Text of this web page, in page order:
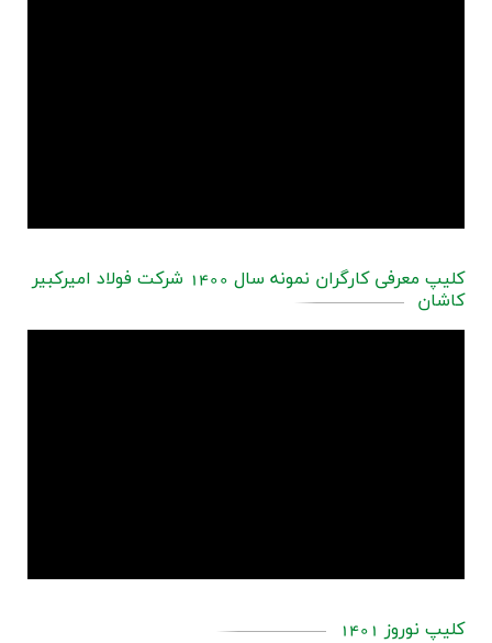
کلیپ معرفی کارگران نمونه سال 1400 شرکت فولاد امیرکبیر
کاشان
کلیپ نوروز 1401